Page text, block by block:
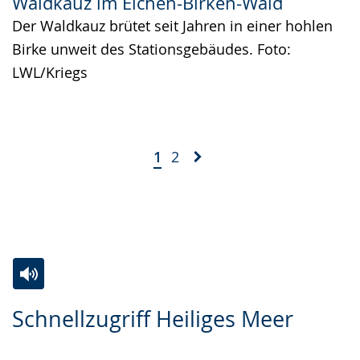
Der Waldkauz brütet seit Jahren in einer hohlen
Birke unweit des Stationsgebäudes. Foto:
LWL/Kriegs
1 2
Schnellzugriff Heiliges Meer
u
k
i